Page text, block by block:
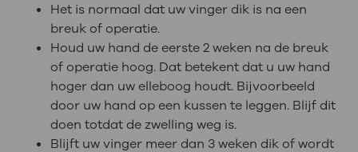
Het is normaal dat uw vinger dik is na een
breuk of operatie.
Houd uw hand de eerste 2 weken na de breuk
of operatie hoog. Dat betekent dat u uw hand
hoger dan uw elleboog houdt. Bijvoorbeeld
door uw hand op een kussen te leggen. Blijf dit
doen totdat de zwelling weg is.
Blijft uw vinger meer dan 3 weken dik of wordt